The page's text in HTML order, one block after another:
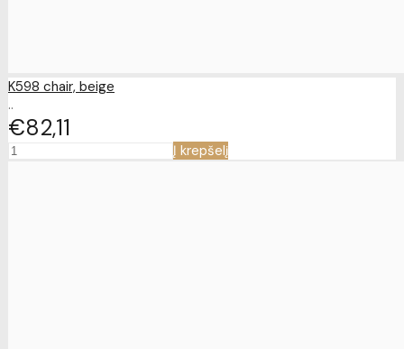
K598 chair, beige
..
€8211
Į krepšelį